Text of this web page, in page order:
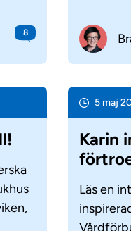
8
5 maj
Karin
Läs en